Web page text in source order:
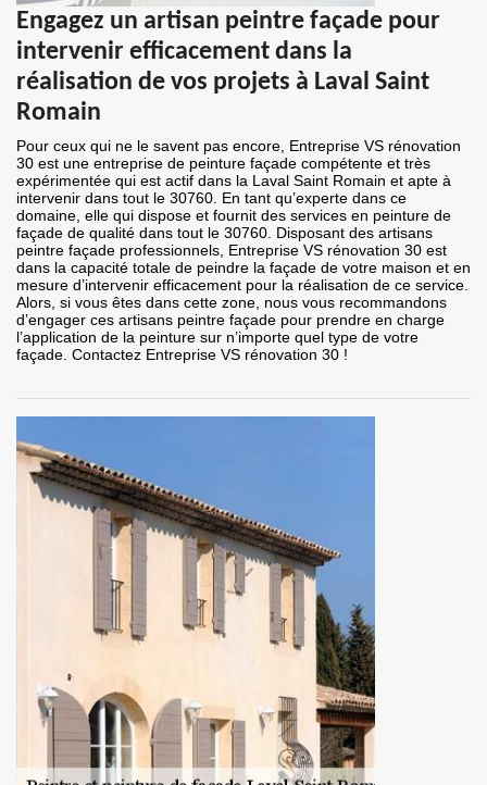
Engagez un artisan peintre façade pour
intervenir efficacement dans la
réalisation de vos projets à Laval Saint
Romain
Pour ceux qui ne le savent pas encore, Entreprise VS rénovation
30 est une entreprise de peinture façade compétente et très
expérimentée qui est actif dans la Laval Saint Romain et apte à
intervenir dans tout le 30760. En tant qu’experte dans ce
domaine, elle qui dispose et fournit des services en peinture de
façade de qualité dans tout le 30760. Disposant des artisans
peintre façade professionnels, Entreprise VS rénovation 30 est
dans la capacité totale de peindre la façade de votre maison et en
mesure d’intervenir efficacement pour la réalisation de ce service.
Alors, si vous êtes dans cette zone, nous vous recommandons
d’engager ces artisans peintre façade pour prendre en charge
l’application de la peinture sur n’importe quel type de votre
façade. Contactez Entreprise VS rénovation 30 !